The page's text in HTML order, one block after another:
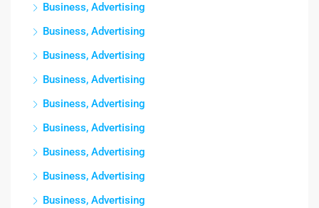
Business, Advertising
Business, Advertising
Business, Advertising
Business, Advertising
Business, Advertising
Business, Advertising
Business, Advertising
Business, Advertising
Business, Advertising